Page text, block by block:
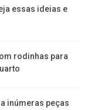
essas ideias e
rodinhas para
inúmeras peças